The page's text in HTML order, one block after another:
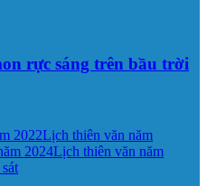
rực sáng trên bầu trời
2022Lịch thiên văn năm
2024Lịch thiên văn năm